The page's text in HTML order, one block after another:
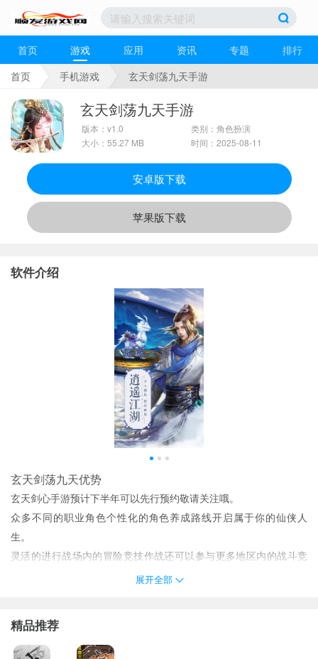
首页 游戏 应用 资讯 专题
排行
首页
手机游戏 玄天剑荡九天手游
玄天剑荡九天手游
版本：v1.0
大小：55.27 MB
类别：角色扮演
时间：2025-08-11
安卓版下载
苹果版下载
软件介绍
玄天剑荡九天优势
玄天剑心手游预计下半年可以先行预约敬请关注哦。
众多不同的职业角色个性化的角色养成路线开启属于你的仙侠人
生。
灵活的进行战场内的冒险竞技作战还可以参与更多地区内的战斗竞
技搭配游戏内的操作熟练度也是会不断的进行提升在这个世界请你
血的奇幻风采。
可以开启放置挂机的方式各种设置可以调整随时都能自动战斗拾取
展开全部
精品推荐